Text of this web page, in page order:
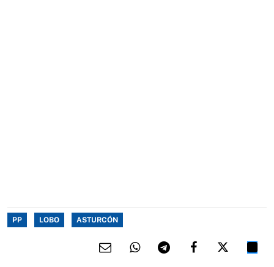
PP LOBO ASTURCÓN